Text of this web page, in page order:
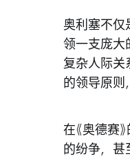
奥利塞不仅
领一支庞大
复杂人际关
的领导原则
在《奥德赛
的纷争，甚